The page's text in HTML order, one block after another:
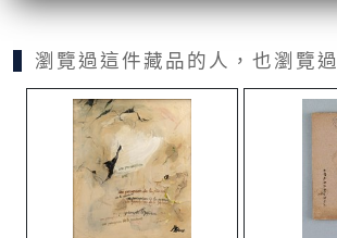
瀏覽過這件藏品的人，也瀏覽過